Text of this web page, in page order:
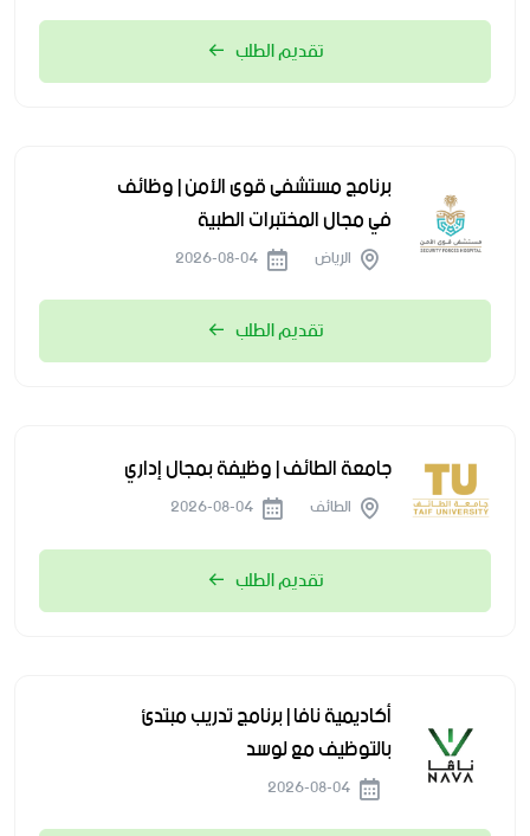
تقديم الطلب
برنامج مستشفى قوى الأمن | وظائف
في مجال المختبرات الطبية
الرياض
تقديم الطلب
جامعة الطائف | وظيفة بمجال إداري
الطائف
تقديم الطلب
أكاديمية نافا | برنامج تدريب مبتدئ
بالتوظيف مع لوسد